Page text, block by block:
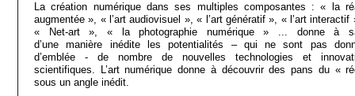
La création numérique dans ses multiples composantes : « la
augmentée », « l’art audiovisuel », « l’art génératif », « l’art interactif
« Net-art », « la photographie numérique » ... donne à
d’une manière inédite les potentialités – qui ne sont pas
d’emblée - de nombre de nouvelles technologies et
scientifiques. L’art numérique donne à découvrir des pans du «
sous un angle inédit.